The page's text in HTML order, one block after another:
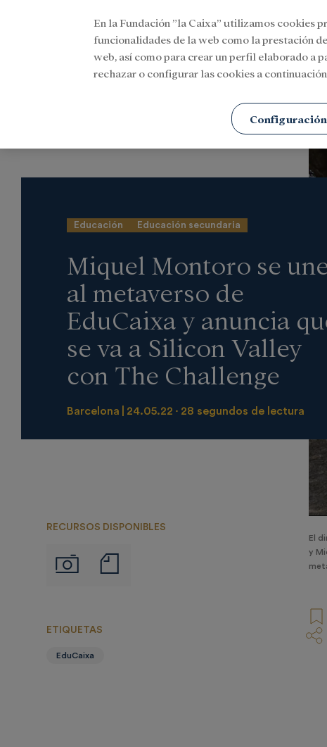
El
y
Educación Educación secundaria
Miquel Montoro se
al metaverso de
EduCaixa y anuncia
se va a Silicon Valley
con The Challenge
Barcelona 24.05.22 28 segundos de lectura
RECURSOS DISPONIBLES
Imágenes
de
ETIQUETAS
EduCaixa
En la Fundación ”la Caixa” utilizamos cookies
funcionalidades de la web como la prestación
web, así como para crear un perfil elaborado a
rechazar o configurar las cookies a